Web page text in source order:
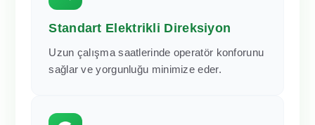
Standart Elektrikli Direksiyon
Uzun çalışma saatlerinde operatör konforunu
sağlar ve yorgunluğu minimize eder.